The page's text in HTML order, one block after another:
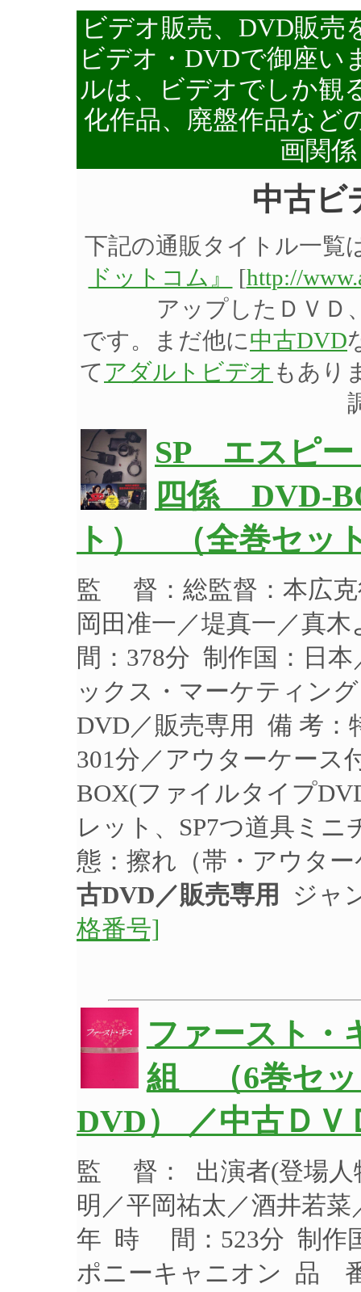
ビデオ販売、DVD販売
ビデオ・DVDで御座い
ルは、ビデオでしか観
化作品、廃盤作品など
画関
中古ビ
下記の通販タイトル一覧
ドットコム』
[http://
アップしたＤＶＤ
です。まだ他に中古DVD
て アダルトビデオ もあり
SP エスピ
四係 DVD-
ト） （全巻セッ
監 督：総監督：本広克
岡田准一／堤真一／真
間：378分 制作国：日
ックス・マーケティン
DVD／販売専用 備 考：
301分／アウターケース
BOX(ファイルタイプ
レット、SP7つ道具ミ
態：擦れ（帯・アウタ
古DVD／販売専用
ジャ
格番号]
ファースト
組 （6巻セ
DVD） ／中古ＤＶ
監 督： 出演者(登場人
明／平岡祐太／酒井若
年 時 間：523分 制作
ポニーキャニオン 品